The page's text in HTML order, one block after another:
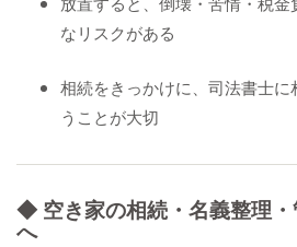
なリスクがある
相続をきっかけに、司法書士
うことが大切
◆ 空き家の相続・名義整理
へ